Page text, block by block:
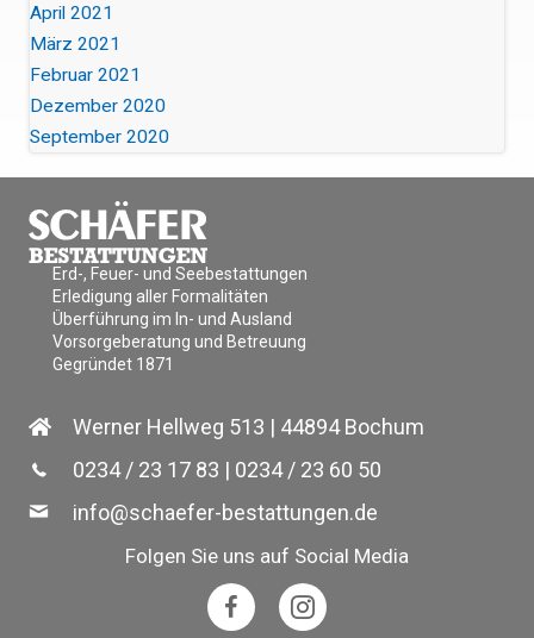
April 2021
März 2021
Februar 2021
Dezember 2020
September 2020
Erd-, Feuer- und Seebestattungen
Erledigung aller Formalitäten
Überführung im In- und Ausland
Vorsorgeberatung und Betreuung
Gegründet 1871
Werner Hellweg 513 | 44894 Bochum
0234 / 23 17 83 | 0234 / 23 60 50
info@schaefer-bestattungen.de
Folgen Sie uns auf Social Media